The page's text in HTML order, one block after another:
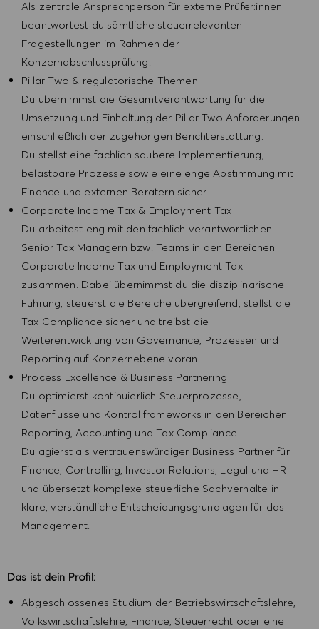
Als zentrale Ansprechperson für externe Prüfer:innen
beantwortest du sämtliche steuerrelevanten
Fragestellungen im Rahmen der
Konzernabschlussprüfung.
Pillar Two & regulatorische Themen
Du übernimmst die Gesamtverantwortung für die
Umsetzung und Einhaltung der Pillar Two Anforderungen
einschließlich der zugehörigen Berichterstattung.
Du stellst eine fachlich saubere Implementierung,
belastbare Prozesse sowie eine enge Abstimmung mit
Finance und externen Beratern sicher.
Corporate Income Tax & Employment Tax
Du arbeitest eng mit den fachlich verantwortlichen
Senior Tax Managern bzw. Teams in den Bereichen
Corporate Income Tax und Employment Tax
zusammen. Dabei übernimmst du die disziplinarische
Führung, steuerst die Bereiche übergreifend, stellst die
Tax Compliance sicher und treibst die
Weiterentwicklung von Governance, Prozessen und
Reporting auf Konzernebene voran.
Process Excellence & Business Partnering
Du optimierst kontinuierlich Steuerprozesse,
Datenflüsse und Kontrollframeworks in den Bereichen
Reporting, Accounting und Tax Compliance.
Du agierst als vertrauenswürdiger Business Partner für
Finance, Controlling, Investor Relations, Legal und HR
und übersetzt komplexe steuerliche Sachverhalte in
klare, verständliche Entscheidungsgrundlagen für das
Management.
Das ist dein Profil:
Abgeschlossenes Studium der Betriebswirtschaftslehre,
Volkswirtschaftslehre, Finance, Steuerrecht oder eine